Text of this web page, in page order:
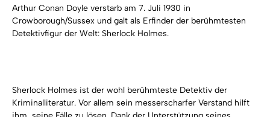
Sherlock Holmes ist der wohl berühmteste Detektiv der
Kriminalliteratur. Vor allem sein messerscharfer Verstand hilft
Arthur Conan Doyle verstarb am 7. Juli 1930 in
Crowborough/Sussex und galt als Erfinder der berühmtesten
Detektivfigur der Welt: Sherlock Holmes.